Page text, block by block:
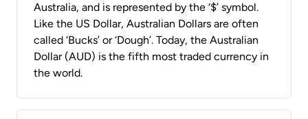
Australia, and is represented by the ‘$’ symbol.
Like the US Dollar, Australian Dollars are often
called ‘Bucks’ or ‘Dough’. Today, the Australian
Dollar (AUD) is the fifth most traded currency in
the world.